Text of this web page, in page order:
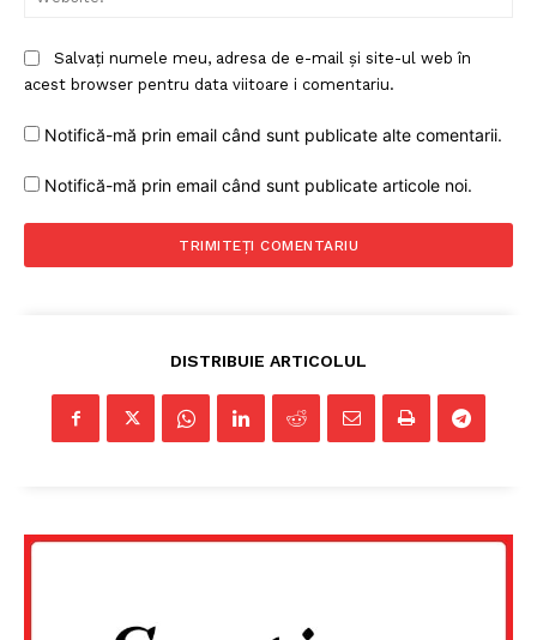
Salvați numele meu, adresa de e-mail și site-ul web în
acest browser pentru data viitoare i comentariu.
Notifică-mă prin email când sunt publicate alte comentarii.
Notifică-mă prin email când sunt publicate articole noi.
DISTRIBUIE ARTICOLUL